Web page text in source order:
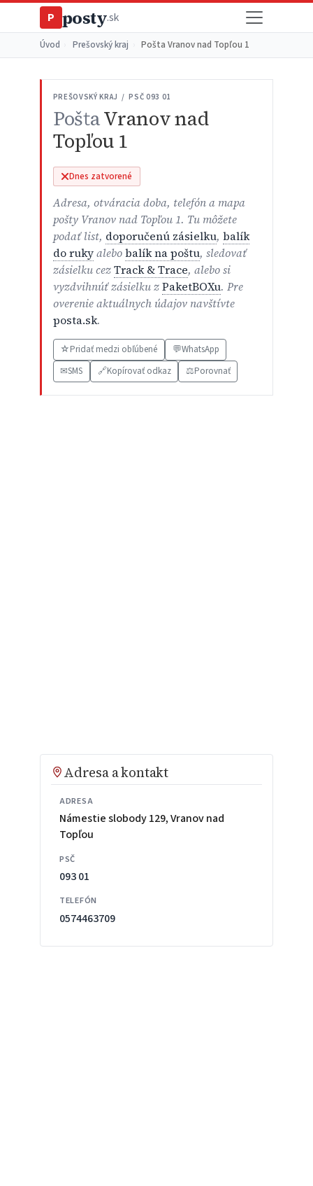
P posty.sk
Úvod Prešovský kraj Pošta Vranov nad Topľou 1
PREŠOVSKÝ KRAJ / PSČ 093 01
PoštaVranov nad
Topľou 1
Dnes zatvorené
Adresa, otváracia doba, telefón a mapa
pošty Vranov nad Topľou 1. Tu môžete
podať list, doporučenú zásielku, balík
do rukyalebobalík na poštu, sledovať
zásielku cezTrack & Trace, alebo si
vyzdvihnúť zásielku zPaketBOXu. Pre
overenie aktuálnych údajov navštívte
posta.sk.
☆Pridať medzi obľúbené 💬WhatsApp
✉SMS 🔗Kopírovať odkaz ⚖️Porovnať
Adresa a kontakt
ADRESA
Námestie slobody 129, Vranov nad
Topľou
PSČ
093 01
TELEFÓN
0574463709